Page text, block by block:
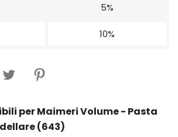
5%
10%
per Maimeri Volume - Pasta
(643)